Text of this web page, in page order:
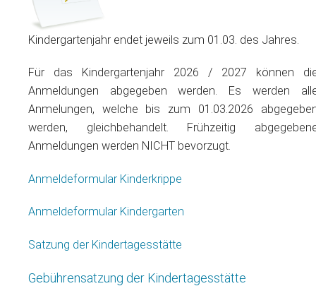
Kindergartenjahr endet jeweils zum 01.03. des Jahres.
Für das Kindergartenjahr 2026 / 2027 können
Anmeldungen abgegeben werden. Es werden
Anmelungen, welche bis zum 01.03.2026
werden, gleichbehandelt. Frühzeitig
Anmeldungen werden NICHT bevorzugt.
Anmeldeformular Kinderkrippe
Anmeldeformular Kindergarten
Satzung der Kindertagesstätte
Gebührensatzung der Kindertagesstätte